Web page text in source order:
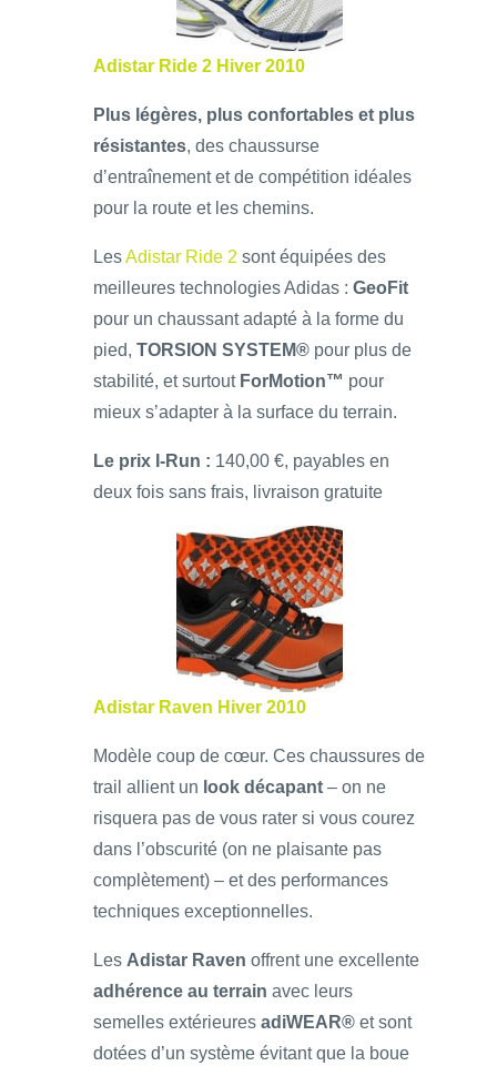
Adistar Ride 2 Hiver 2010
Plus légères, plus confortables et plus
résistantes, des chaussurse
d’entraînement et de compétition idéales
pour la route et les chemins.
LesAdistar Ride 2 sont équipées des
meilleures technologies Adidas : GeoFit
pour un chaussant adapté à la forme du
pied, TORSION SYSTEM® pour plus de
stabilité, et surtout ForMotion™ pour
mieux s’adapter à la surface du terrain.
Le prix I-Run : 140,00 €, payables en
deux fois sans frais, livraison gratuite
Adistar Raven Hiver 2010
Modèle coup de cœur. Ces chaussures de
trail allient un look décapant – on ne
risquera pas de vous rater si vous courez
dans l’obscurité (on ne plaisante pas
complètement) – et des performances
techniques exceptionnelles.
Les Adistar Raven offrent une excellente
adhérence au terrain avec leurs
semelles extérieures adiWEAR® et sont
dotées d’un système évitant que la boue